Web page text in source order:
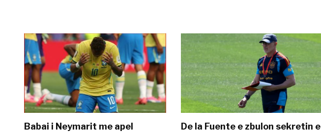
Babai i Neymarit me apel
De la Fuente e zbulon sekretin e